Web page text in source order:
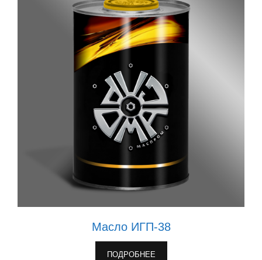
Масло ИГП-38
ПОДРОБНЕЕ